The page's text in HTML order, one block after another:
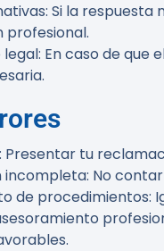
: Si la
profesional.
legal: En caso de que
: Presentar tu
incompleta: No
de procedimientos: